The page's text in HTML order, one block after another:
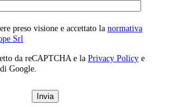
preso visione e accettato lanormativa
Srl
da reCAPTCHA e laPrivacy Policy e
di Google.